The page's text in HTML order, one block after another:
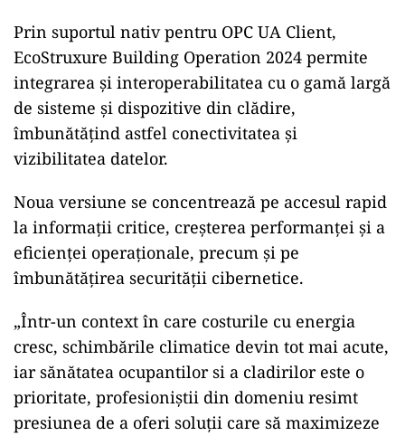
Prin suportul nativ pentru OPC UA Client,
EcoStruxure Building Operation 2024 permite
integrarea şi interoperabilitatea cu o gamă largă
de sisteme şi dispozitive din clădire,
îmbunătăţind astfel conectivitatea şi
vizibilitatea datelor.
Noua versiune se concentrează pe accesul rapid
la informaţii critice, creşterea performanţei şi a
eficienţei operaţionale, precum şi pe
îmbunătăţirea securităţii cibernetice.
„Într-un context în care costurile cu energia
cresc, schimbările climatice devin tot mai acute,
iar sănătatea ocupantilor si a cladirilor este o
prioritate, profesioniştii din domeniu resimt
presiunea de a oferi soluţii care să maximizeze